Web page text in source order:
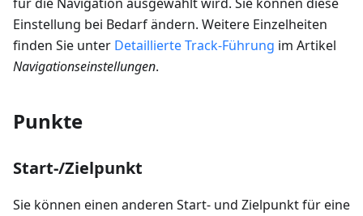
Einstellung bei Bedarf ändern. Weitere Einzelheiten
finden Sie unter Detaillierte Track-Führung im Artikel
Navigationseinstellungen.
Punkte
Start-/Zielpunkt
Sie können einen anderen Start- und Zielpunkt für eine